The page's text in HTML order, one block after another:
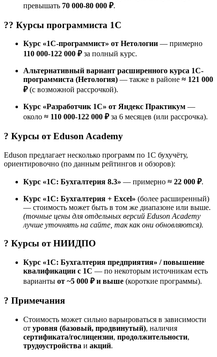
превышать 70 000-80 000 ₽.
?‍? Курсы программиста 1С
Курс «1С-программист» от Нетологии — примерно
110 000-122 000 ₽за полный курс.
Альтернативный вариант расширенного курса 1С-
программиста (Нетология) — также в районе ≈ 121 000
₽(с возможной рассрочкой).
Курс «Разработчик 1C» от Яндекс Практикум —
около ≈ 110 000-122 000 ₽за 6 месяцев (или рассрочка).
? Курсы отEduson Academy
Eduson предлагает несколько программ по 1С бухучёту,
ориентировочно (по данным рейтингов и обзоров):
Курс «1С: Бухгалтерия 8.3» — примерно ≈ 22 000 ₽.
Курс «1С: Бухгалтерия + Excel» (более расширенный)
— стоимость может быть в том же диапазоне или выше.
(точные цены для отдельных версий Eduson Academy
лучше уточнять на сайте, так как они обновляются).
? Курсы отНИИДПО
Курс «1С: Бухгалтерия предприятия» / повышение
квалификации с 1С — по некоторым источникам есть
варианты от ~5 000 ₽ и выше (короткие программы).
? Примечания
Стоимость может сильно варьироваться в зависимости
от уровня (базовый, продвинутый), наличия
сертификата/гослицензии, продолжительности,
трудоустройства и акций.